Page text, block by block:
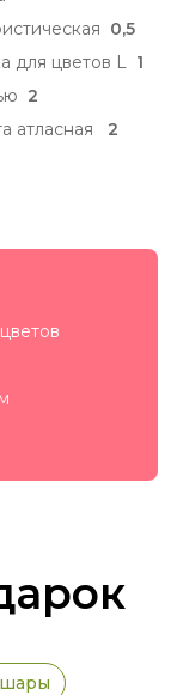
0,5
для цветов L 1
2
атласная
2
шары